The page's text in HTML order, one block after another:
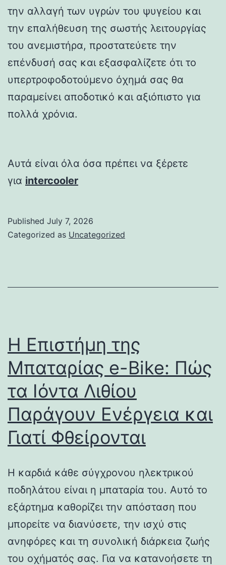
την αλλαγή των υγρών του ψυγείου και
την επαλήθευση της σωστής λειτουργίας
του ανεμιστήρα, προστατεύετε την
επένδυσή σας και εξασφαλίζετε ότι το
υπερτροφοδοτούμενο όχημά σας θα
παραμείνει αποδοτικό και αξιόπιστο για
πολλά χρόνια.
Αυτά είναι όλα όσα πρέπει να ξέρετε
για intercooler
Published July 7, 2026
Categorized as Uncategorized
Η Επιστήμη της
Μπαταρίας e-Bike: Πώς
τα Ιόντα Λιθίου
Παράγουν Ενέργεια και
Γιατί Φθείρονται
Η καρδιά κάθε σύγχρονου ηλεκτρικού
ποδηλάτου είναι η μπαταρία του. Αυτό το
εξάρτημα καθορίζει την απόσταση που
μπορείτε να διανύσετε, την ισχύ στις
ανηφόρες και τη συνολική διάρκεια ζωής
του οχήματός σας. Για να κατανοήσετε τη